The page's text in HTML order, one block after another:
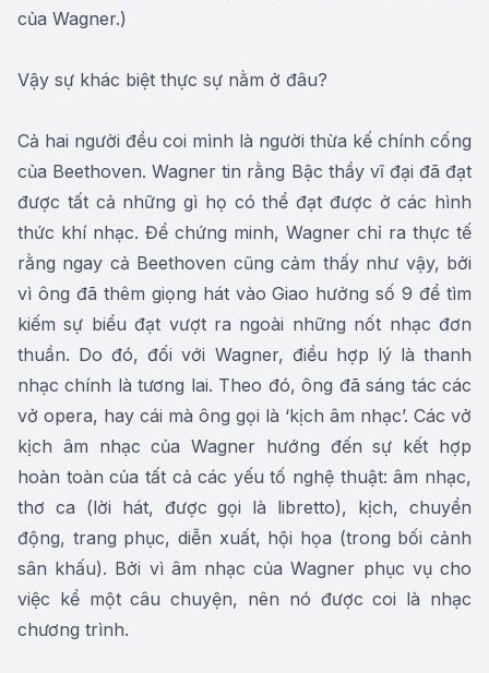
của Wagner.)
Vậy sự khác biệt thực sự nằm ở đâu?
Cả hai người đều coi mình là người thừa kế chính cống
của Beethoven. Wagner tin rằng Bậc thầy vĩ đại đã đạt
được tất cả những gì họ có thể đạt được ở các hình
thức khí nhạc. Để chứng minh, Wagner chỉ ra thực tế
rằng ngay cả Beethoven cũng cảm thấy như vậy, bởi
vì ông đã thêm giọng hát vào Giao hưởng số 9 để tìm
kiếm sự biểu đạt vượt ra ngoài những nốt nhạc đơn
thuần. Do đó, đối với Wagner, điều hợp lý là thanh
nhạc chính là tương lai. Theo đó, ông đã sáng tác các
vở opera, hay cái mà ông gọi là ‘kịch âm nhạc’. Các vở
kịch âm nhạc của Wagner hướng đến sự kết hợp
hoàn toàn của tất cả các yếu tố nghệ thuật: âm nhạc,
thơ ca (lời hát, được gọi là libretto), kịch, chuyển
động, trang phục, diễn xuất, hội họa (trong bối cảnh
sân khấu). Bởi vì âm nhạc của Wagner phục vụ cho
việc kể một câu chuyện, nên nó được coi là nhạc
chương trình.